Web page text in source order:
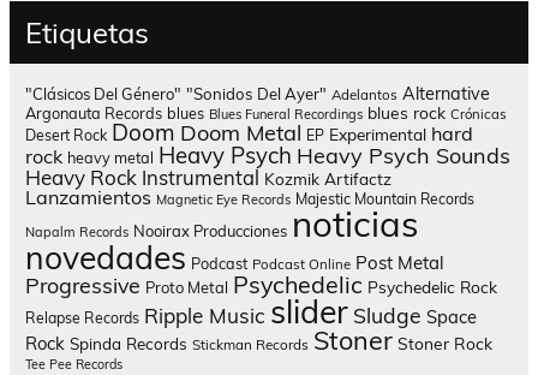
Etiquetas
"Clásicos Del Género" "Sonidos Del Ayer" Adelantos Alternative
Argonauta Records blues Blues Funeral Recordings blues rock Crónicas
Desert Rock Doom Doom Metal EP Experimental hard
rock heavy metal Heavy Psych Heavy Psych Sounds
Heavy Rock Instrumental Kozmik Artifactz
Lanzamientos Magnetic Eye Records Majestic Mountain Records
Napalm Records Nooirax Producciones noticias
novedades Podcast Podcast Online Post Metal
Progressive Proto Metal Psychedelic Psychedelic Rock
Relapse Records Ripple Music slider Sludge Space
Rock Spinda Records Stickman Records Stoner Stoner Rock
Tee Pee Records